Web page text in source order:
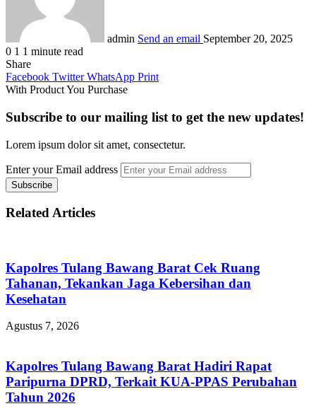
admin Send an email September 20, 2025
0 1 1 minute read
Share
Facebook Twitter WhatsApp Print
With Product You Purchase
Subscribe to our mailing list to get the new updates!
Lorem ipsum dolor sit amet, consectetur.
Enter your Email address
Related Articles
Kapolres Tulang Bawang Barat Cek Ruang
Tahanan, Tekankan Jaga Kebersihan dan
Kesehatan
Agustus 7, 2026
Kapolres Tulang Bawang Barat Hadiri Rapat
Paripurna DPRD, Terkait KUA-PPAS Perubahan
Tahun 2026